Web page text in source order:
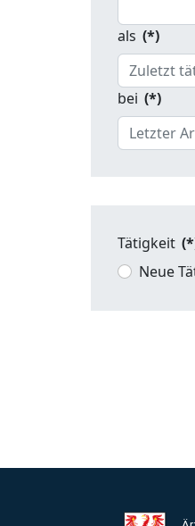
als (*)
bei (*)
Tätigkeit
Neue